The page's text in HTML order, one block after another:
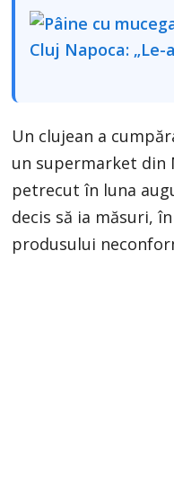
Un clujean a
un supermarket din
petrecut în luna
decis să ia măsuri,
produsului